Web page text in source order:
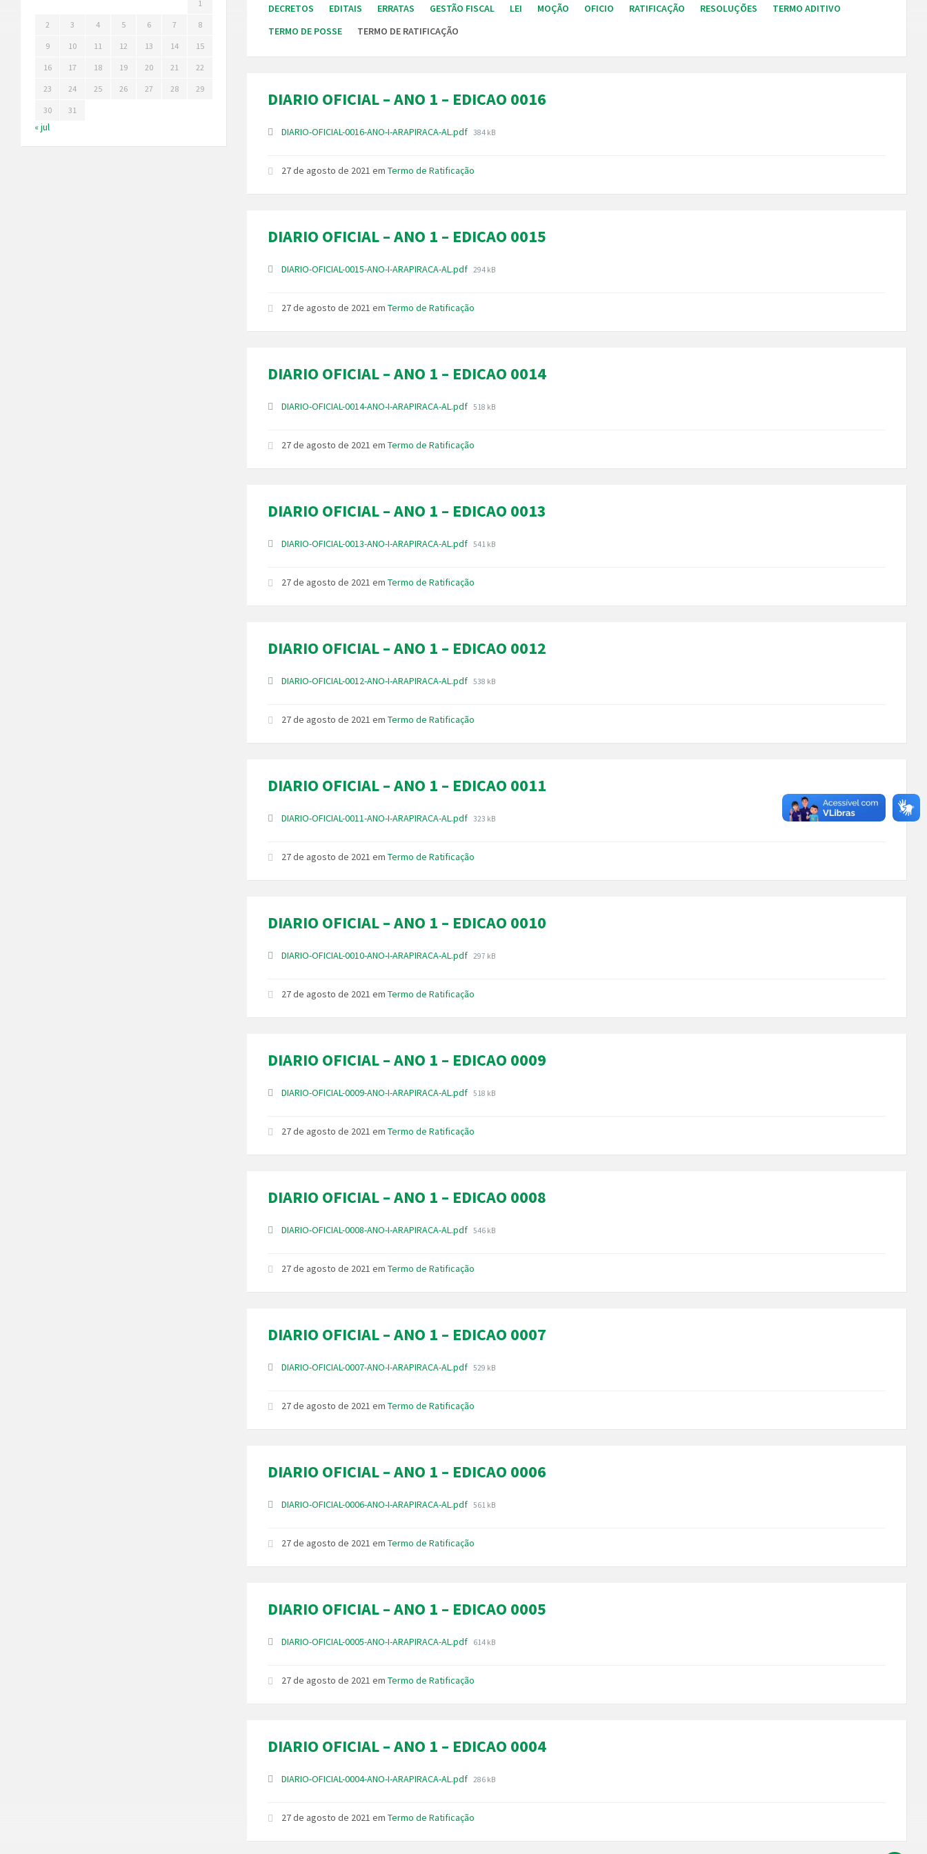
DECRETOS
EDITAIS ERRATAS GESTÃO FISCAL LEI MOÇÃO OFICIO RATIFICAÇÃO RESOLUÇÕES
TERMO ADITIVO
TERMO DE POSSE
TERMO DE RATIFICAÇÃO
DIARIO OFICIAL – ANO 1 – EDICAO 0016
Anexos
DIARIO-OFICIAL-0016-ANO-I-ARAPIRACA-AL.pdf Tamanho
384 kB
27 de agosto de 2021emTermo de Ratificação
DIARIO OFICIAL – ANO 1 – EDICAO 0015
Anexos
DIARIO-OFICIAL-0015-ANO-I-ARAPIRACA-AL.pdf Tamanho
294 kB
27 de agosto de 2021emTermo de Ratificação
DIARIO OFICIAL – ANO 1 – EDICAO 0014
Anexos
DIARIO-OFICIAL-0014-ANO-I-ARAPIRACA-AL.pdf Tamanho
518 kB
27 de agosto de 2021emTermo de Ratificação
DIARIO OFICIAL – ANO 1 – EDICAO 0013
Anexos
DIARIO-OFICIAL-0013-ANO-I-ARAPIRACA-AL.pdf Tamanho
541 kB
27 de agosto de 2021emTermo de Ratificação
DIARIO OFICIAL – ANO 1 – EDICAO 0012
Anexos
DIARIO-OFICIAL-0012-ANO-I-ARAPIRACA-AL.pdf Tamanho
538 kB
27 de agosto de 2021emTermo de Ratificação
DIARIO OFICIAL – ANO 1 – EDICAO 0011
Anexos
DIARIO-OFICIAL-0011-ANO-I-ARAPIRACA-AL.pdf Tamanho
323 kB
27 de agosto de 2021emTermo de Ratificação
DIARIO OFICIAL – ANO 1 – EDICAO 0010
Anexos
DIARIO-OFICIAL-0010-ANO-I-ARAPIRACA-AL.pdf Tamanho
297 kB
27 de agosto de 2021emTermo de Ratificação
DIARIO OFICIAL – ANO 1 – EDICAO 0009
Anexos
DIARIO-OFICIAL-0009-ANO-I-ARAPIRACA-AL.pdf Tamanho
518 kB
27 de agosto de 2021emTermo de Ratificação
DIARIO OFICIAL – ANO 1 – EDICAO 0008
Anexos
DIARIO-OFICIAL-0008-ANO-I-ARAPIRACA-AL.pdf Tamanho
546 kB
27 de agosto de 2021emTermo de Ratificação
DIARIO OFICIAL – ANO 1 – EDICAO 0007
Anexos
DIARIO-OFICIAL-0007-ANO-I-ARAPIRACA-AL.pdf Tamanho
529 kB
27 de agosto de 2021emTermo de Ratificação
DIARIO OFICIAL – ANO 1 – EDICAO 0006
Anexos
DIARIO-OFICIAL-0006-ANO-I-ARAPIRACA-AL.pdf Tamanho
561 kB
27 de agosto de 2021emTermo de Ratificação
DIARIO OFICIAL – ANO 1 – EDICAO 0005
Anexos
DIARIO-OFICIAL-0005-ANO-I-ARAPIRACA-AL.pdf Tamanho
614 kB
27 de agosto de 2021emTermo de Ratificação
DIARIO OFICIAL – ANO 1 – EDICAO 0004
Anexos
DIARIO-OFICIAL-0004-ANO-I-ARAPIRACA-AL.pdf Tamanho
286 kB
27 de agosto de 2021emTermo de Ratificação
1
2 3 4 5 6 7 8
9 10 11 12 13 14 15
16 17 18 19 20 21 22
23 24 25 26 27 28 29
30 31
« jul